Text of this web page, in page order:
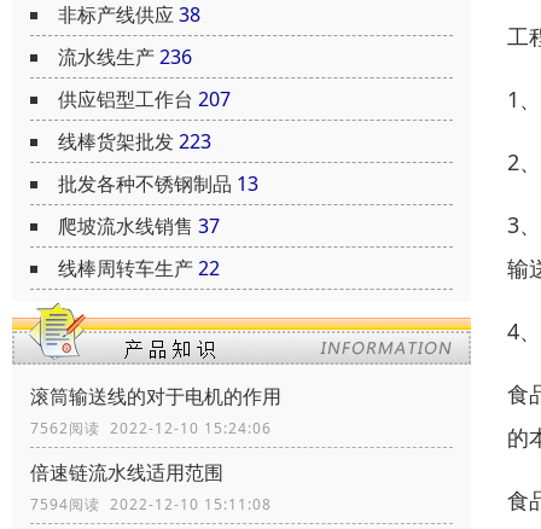
非标产线供应38
流水线生产236
供应铝型工作台 207
线棒货架批发223
批发各种不锈钢制品 13
爬坡流水线销售 37
线棒周转车生产22
滚筒输送线的对于电机的作用
7562阅读 2022-12-10 15:24:06
倍速链流水线适用范围
7594阅读 2022-12-10 15:11:08
工
1
2
3
输
4
食
的
食